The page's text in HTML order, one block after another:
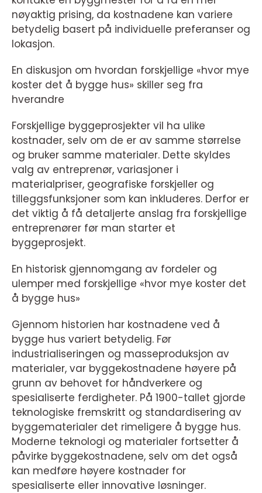
nøyaktig prising, da kostnadene kan variere
betydelig basert på individuelle preferanser og
lokasjon.
En diskusjon om hvordan forskjellige «hvor mye
koster det å bygge hus» skiller seg fra
hverandre
Forskjellige byggeprosjekter vil ha ulike
kostnader, selv om de er av samme størrelse
og bruker samme materialer. Dette skyldes
valg av entreprenør, variasjoner i
materialpriser, geografiske forskjeller og
tilleggsfunksjoner som kan inkluderes. Derfor er
det viktig å få detaljerte anslag fra forskjellige
entreprenører før man starter et
byggeprosjekt.
En historisk gjennomgang av fordeler og
ulemper med forskjellige «hvor mye koster det
å bygge hus»
Gjennom historien har kostnadene ved å
bygge hus variert betydelig. Før
industrialiseringen og masseproduksjon av
materialer, var byggekostnadene høyere på
grunn av behovet for håndverkere og
spesialiserte ferdigheter. På 1900-tallet gjorde
teknologiske fremskritt og standardisering av
byggematerialer det rimeligere å bygge hus.
Moderne teknologi og materialer fortsetter å
påvirke byggekostnadene, selv om det også
kan medføre høyere kostnader for
spesialiserte eller innovative løsninger.